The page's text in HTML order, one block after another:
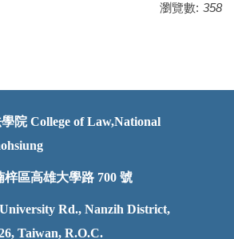
瀏覽數: 358
院 College of Law,National
梓區高雄大學路 700 號
Rd., Nanzih District,
Taiwan, R.O.C.